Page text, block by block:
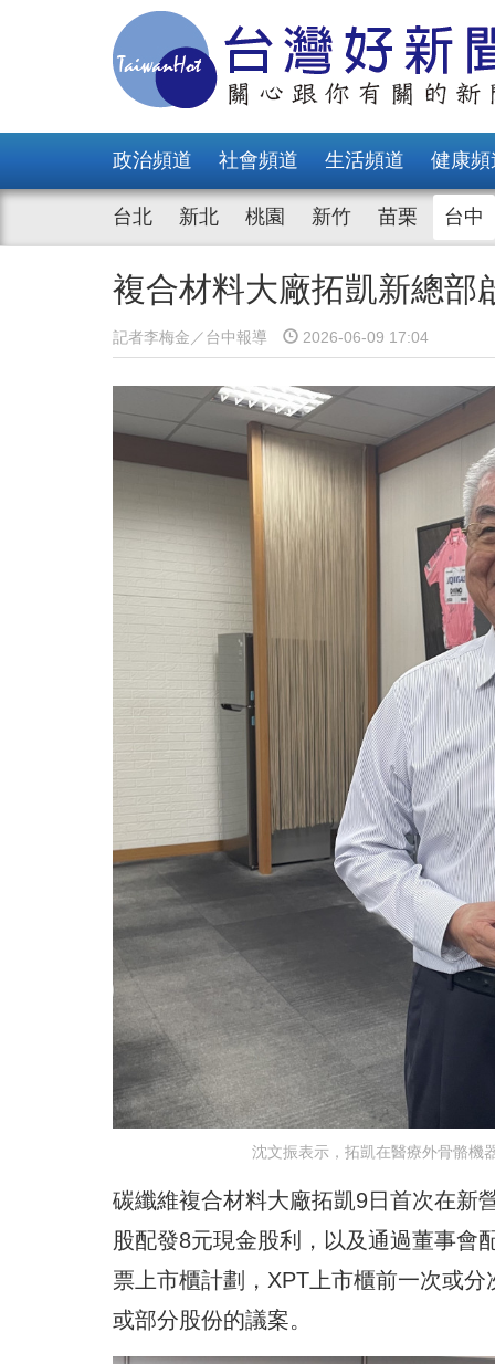
政治頻道 社會頻道 生活頻道 健康頻
台北 新北 桃園 新竹 苗栗 台中
複合材料大廠拓凱新總
記者李梅金／台中報導 2026-06-09 17:04
沈文振表示，拓凱在醫療外骨骼機
碳纖維複合材料大廠拓凱9日首次在新
股配發8元現金股利，以及通過董事會
票上市櫃計劃，XPT上市櫃前一次或
或部分股份的議案。